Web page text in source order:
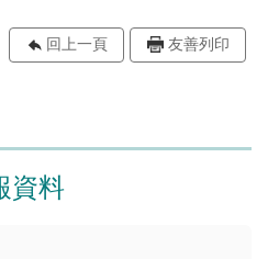
回上一頁 友善列印
資料